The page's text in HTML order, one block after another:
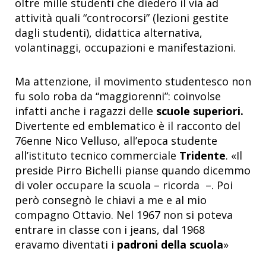
oltre mille studenti che diedero il via ad
attività quali “controcorsi” (lezioni gestite
dagli studenti), didattica alternativa,
volantinaggi, occupazioni e manifestazioni.
Ma attenzione, il movimento studentesco non
fu solo roba da “maggiorenni”: coinvolse
infatti anche i ragazzi delle scuole superiori.
Divertente ed emblematico è il racconto del
76enne Nico Velluso, all’epoca studente
all’istituto tecnico commerciale Tridente. «Il
preside Pirro Bichelli pianse quando dicemmo
di voler occupare la scuola – ricorda –. Poi
però consegnò le chiavi a me e al mio
compagno Ottavio. Nel 1967 non si poteva
entrare in classe con i jeans, dal 1968
eravamo diventati i padroni della scuola»